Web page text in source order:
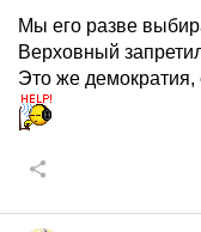
Мы его разве
Верховный
Это же демократия,